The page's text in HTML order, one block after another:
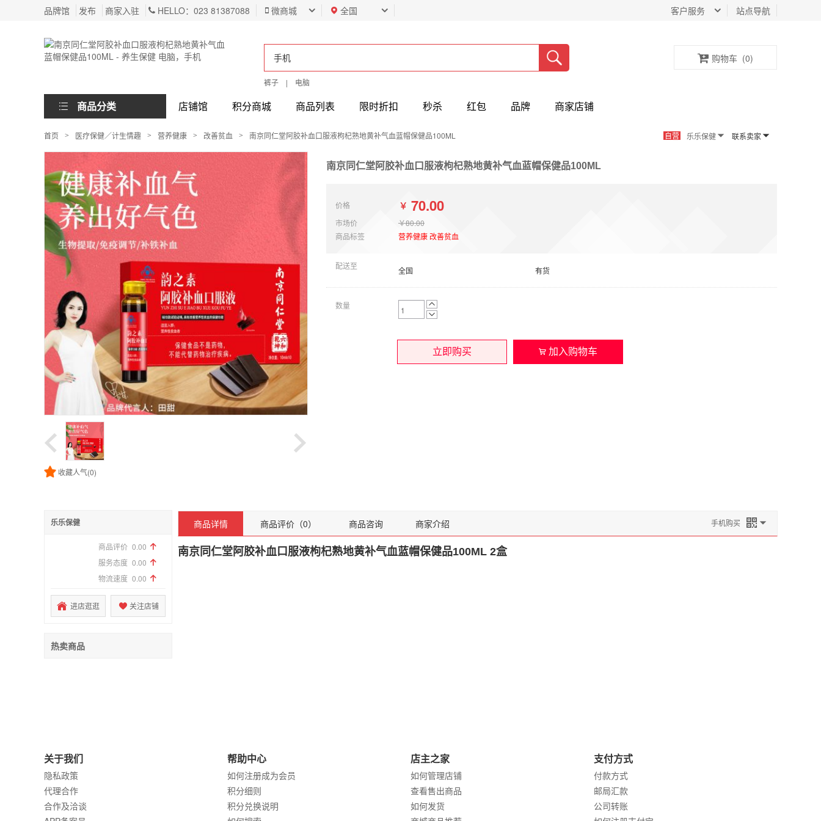
品牌馆 发布 商家入驻 HELLO：023 81387088 微商城 全国 客户服务 站点导航
裤子 | 电脑
购物车 (0)
店铺馆 积分商城 商品列表 限时折扣 秒杀 红包 品牌 商家店铺
商品分类
首页 > 医疗保健／计生情趣 > 营养健康 > 改善贫血 > 南京同仁堂阿胶补血口服液枸杞熟地黄补气血蓝帽保健品100ML 联系卖家
自营 乐乐保健
收藏人气(0)
南京同仁堂阿胶补血口服液枸杞熟地黄补气血蓝帽保健品100ML
价格 ￥ 70.00
市场价
￥80.00
商品标签
营养健康 改善贫血
配送至 有货
数量
立即购买 加入购物车
乐乐保健
商品评价 0.00
服务态度 0.00
物流速度 0.00
进店逛逛 关注店铺
热卖商品
商品详情 商品评价（0） 商品咨询 商家介绍 手机购买
南京同仁堂阿胶补血口服液枸杞熟地黄补气血蓝帽保健品100ML 2盒
关于我们
隐私政策
代理合作
合作及洽谈
帮助中心
如何注册成为会员
积分细则
积分兑换说明
店主之家
如何管理店铺
查看售出商品
如何发货
支付方式
付款方式
邮局汇款
公司转账